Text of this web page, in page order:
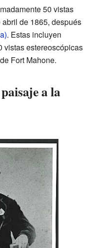
50 vistas
de 1865, después
. Estas incluyen
vistas estereoscópicas
Fort Mahone.
a la